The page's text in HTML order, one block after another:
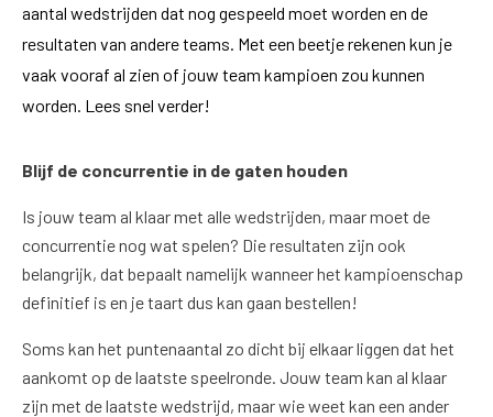
aantal wedstrijden dat nog gespeeld moet worden en de
resultaten van andere teams. Met een beetje rekenen kun je
vaak vooraf al zien of jouw team kampioen zou kunnen
worden. Lees snel verder!
Blijf de concurrentie in de gaten houden
Is jouw team al klaar met alle wedstrijden, maar moet de
concurrentie nog wat spelen? Die resultaten zijn ook
belangrijk, dat bepaalt namelijk wanneer het kampioenschap
definitief is en je taart dus kan gaan bestellen!
Soms kan het puntenaantal zo dicht bij elkaar liggen dat het
aankomt op de laatste speelronde. Jouw team kan al klaar
zijn met de laatste wedstrijd, maar wie weet kan een ander